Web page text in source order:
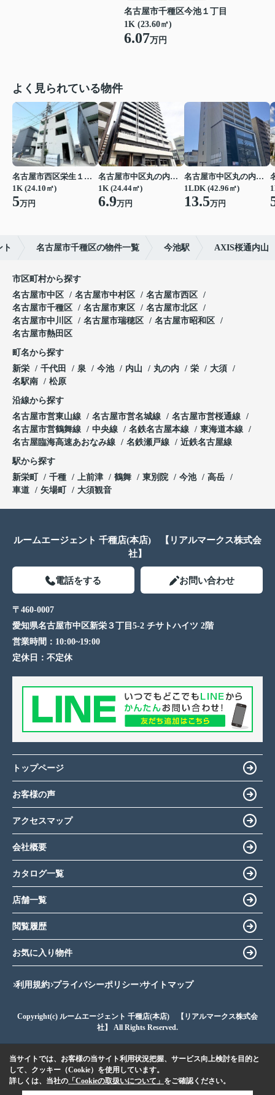
名古屋市千種区今池１丁目
1K (23.60㎡)
6.07万円
よく見られている物件
名古屋市西区栄生１丁目
1K (24.10㎡)
5万円
名古屋市中区丸の内２丁目
1K (24.44㎡)
6.9万円
名古屋市中区丸の内２丁目
1LDK (42.96㎡)
13.5万円
ト 名古屋市千種区の物件一覧 今池駅 AXIS桜通内山
市区町村から探す
名古屋市中区
名古屋市中村区
名古屋市西区
名古屋市千種区
名古屋市東区
名古屋市北区
名古屋市中川区
名古屋市瑞穂区
名古屋市昭和区
名古屋市熱田区
町名から探す
新栄
千代田 泉 今池 内山 丸の内 栄
大須
名駅南
松原
沿線から探す
名古屋市営東山線
名古屋市営名城線
名古屋市営桜通線
名古屋市営鶴舞線
中央線 名鉄名古屋本線
東海道本線
名古屋臨海高速あおなみ線
名鉄瀬戸線 近鉄名古屋線
駅から探す
新栄町
千種 上前津 鶴舞 東別院 今池
高岳
車道
矢場町 大須観音
ルームエージェント 千種店(本店) 【リアルマークス株式会
社】
電話をする お問い合わせ
〒460-0007
愛知県名古屋市中区新栄３丁目5-2 チサトハイツ 2階
営業時間： 10:00~19:00
定休日： 不定休
トップページ
お客様の声
アクセスマップ
会社概要
カタログ一覧
店舗一覧
閲覧履歴
お気に入り物件
利用規約 プライバシーポリシー サイトマップ
Copyright(c) ルームエージェント 千種店(本店) 【リアルマークス株式会
社】 All Rights Reserved.
当サイトでは、お客様の当サイト利用状況把握、サービス向上検討を目的と
して、クッキー（Cookie）を使用しています。
詳しくは、当社の 「Cookieの取扱いについて」 をご確認ください。